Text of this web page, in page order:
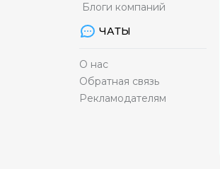
Блоги компаний
ЧАТЫ
О нас
Обратная связь
Рекламодателям